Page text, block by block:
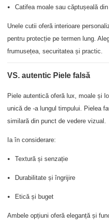
Catifea moale sau căptușeală
Unele cutii oferă interioare
pentru protecție pe termen lung.
frumusețea, securitatea și practic.
VS. autentic Piele falsă
Piele autentică oferă lux, moale și
unică de -a lungul timpului. Pielea
similară din punct de vedere vizual.
Ia în considerare:
Textură și senzație
Durabilitate și îngrijire
Etică și buget
Ambele opțiuni oferă eleganță și